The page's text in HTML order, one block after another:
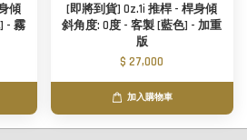
傾
- 霧
[即將到貨] Oz.1i 推桿 - 桿身傾
斜角度: 0度 - 客製 [藍色] - 加重
版
$ 27,000
加入購物車